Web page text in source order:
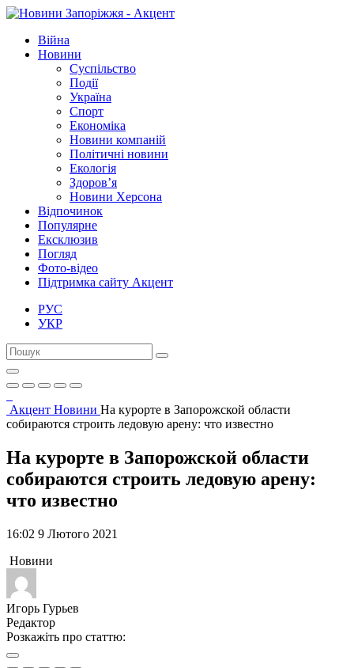
Війна
Новини
Суспільство
Події
Україна
Спорт
Економіка
Новини компаній
Політичні новини
Екологія
Здоров’я
Новини Херсона
Відпочинок
Популярне
Ексклюзив
Погляд
Фото-відео
Підтримка сайту Акцент
РУС
УКР
Акцент Новини На курорте в Запорожской области
собираются строить ледовую арену: что известно
На курорте в Запорожской области
собираются строить ледовую арену:
что известно
16:02 9 Лютого 2021
Новини
Игорь Гурьев
Редактор
Розкажіть про статтю: